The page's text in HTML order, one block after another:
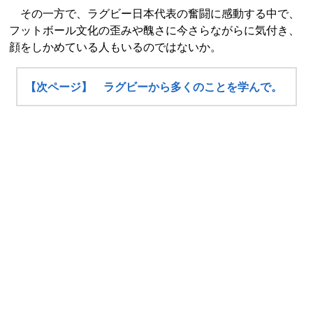
その一方で、ラグビー日本代表の奮闘に感動する中で、
フットボール文化の歪みや醜さに今さらながらに気付き、
顔をしかめている人もいるのではないか。
【次ページ】 ラグビーから多くのことを学んで。